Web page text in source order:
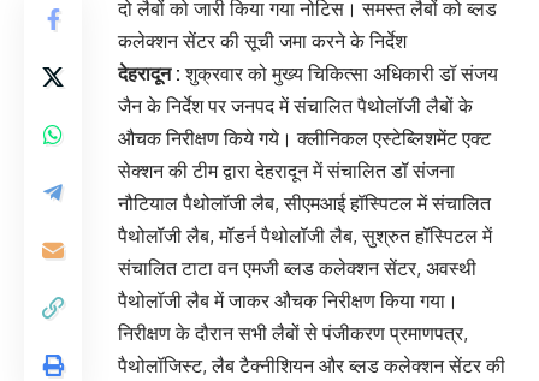
दो लैबों को जारी किया गया नोटिस। समस्त लैबों को ब्लड
कलेक्शन सेंटर की सूची जमा करने के निर्देश
देहरादून : शुक्रवार को मुख्य चिकित्सा अधिकारी डॉ संजय
जैन के निर्देश पर जनपद में संचालित पैथोलॉजी लैबों के
औचक निरीक्षण किये गये। क्लीनिकल एस्टेब्लिशमेंट एक्ट
सेक्शन की टीम द्वारा देहरादून में संचालित डॉ संजना
नौटियाल पैथोलॉजी लैब, सीएमआई हॉस्पिटल में संचालित
पैथोलॉजी लैब, मॉडर्न पैथोलॉजी लैब, सुश्रुत हॉस्पिटल में
संचालित टाटा वन एमजी ब्लड कलेक्शन सेंटर, अवस्थी
पैथोलॉजी लैब में जाकर औचक निरीक्षण किया गया।
निरीक्षण के दौरान सभी लैबों से पंजीकरण प्रमाणपत्र,
पैथोलॉजिस्ट, लैब टैक्नीशियन और ब्लड कलेक्शन सेंटर की